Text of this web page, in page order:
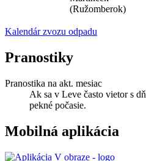
(Ružomberok)
Kalendár zvozu odpadu
Pranostiky
Pranostika na akt. mesiac
Ak sa v Leve často vietor s
pekné počasie.
Mobilná aplikácia